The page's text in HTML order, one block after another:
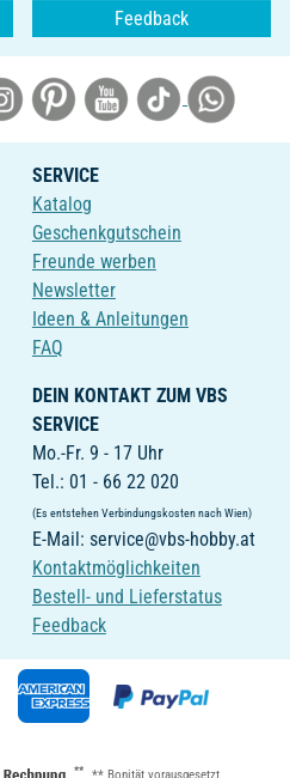
Feedback
SERVICE
Katalog
Geschenkgutschein
Freunde werben
Newsletter
Ideen & Anleitungen
FAQ
DEIN KONTAKT ZUM VBS
SERVICE
Mo.-Fr. 9 - 17 Uhr
Tel.: 01 - 66 22 020
(Es entstehen Verbindungskosten nach Wien)
E-Mail: service@vbs-hobby.at
Kontaktmöglichkeiten
Bestell- und Lieferstatus
Feedback
**